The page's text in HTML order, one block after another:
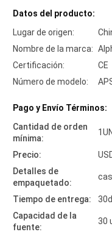
Datos del producto:
Lugar de origen:
Nombre de la marca:
Certificación:
CE
Número de modelo:
Pago y Envío Términos:
Cantidad de orden
mínima:
Precio:
Detalles de
empaquetado:
Tiempo de entrega:
Capacidad de la
fuente:
30